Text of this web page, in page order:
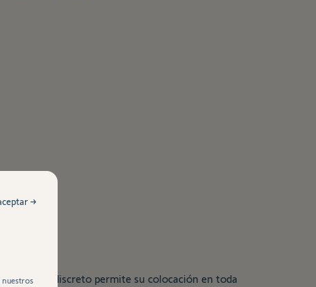
y discreto permite su colocación en toda
nuestros
→